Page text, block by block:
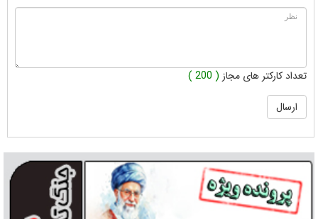
تعداد کارکتر های مجاز ( 200 )